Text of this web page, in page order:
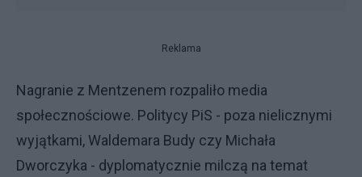
Reklama
Nagranie z Mentzenem rozpaliło media
społecznościowe. Politycy PiS - poza nielicznymi
wyjątkami, Waldemara Budy czy Michała
Dworczyka - dyplomatycznie milczą na temat